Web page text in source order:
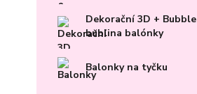
Dekorační 3D + Bubble
bublina balónky
Balonky na tyčku